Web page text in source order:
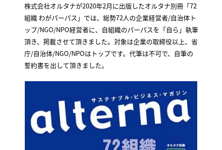
株式会社オルタナが2020年2月に出版したオルタナ別冊「72
組織 わがパーパス」では、総勢72人の企業経営者/自治体ト
ップ/NGO/NPO経営者に、自組織のパーパスを「自ら」執筆
頂き、掲載させて頂きました。対象は企業の取締役以上、省
庁/自治体/NGO/NPOはトップです。代筆は不可で、自筆の
誓約書を出して頂きました。